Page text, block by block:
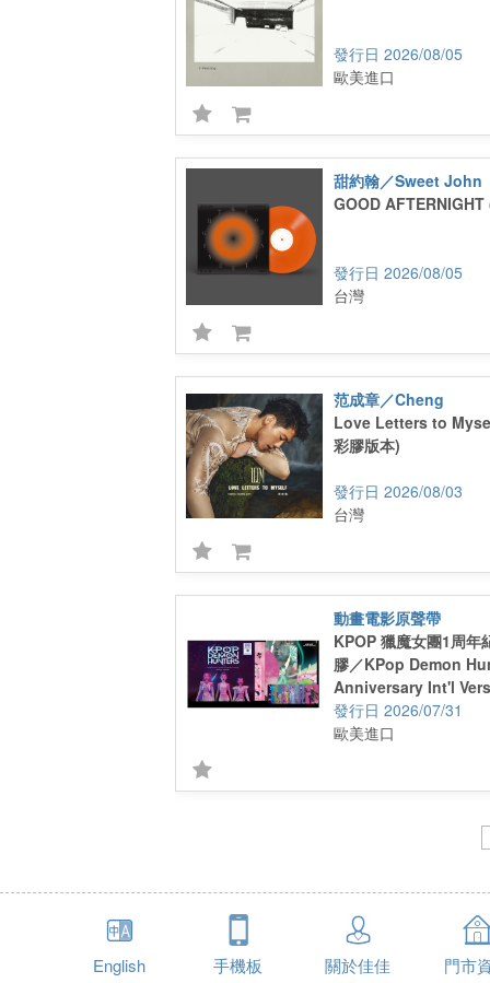
2026/08/05
歐美進口
甜約翰／Sweet John
GOOD AFTERNIGHT
2026/08/05
台灣
范成章／Cheng
Love Letters to
彩膠版本)
2026/08/03
台灣
動畫電影原聲帶
KPOP 獵魔女團1周年
膠／KPop Demon
Anniversary Int'l
2026/07/31
歐美進口
English 手機板 關於佳佳 門市